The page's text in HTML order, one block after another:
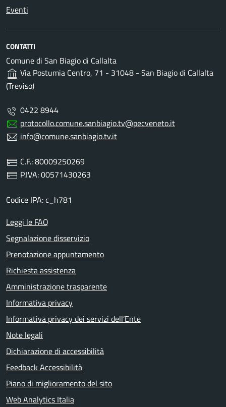
Eventi
CONTATTI
Comune di San Biagio di Callalta
Via Postumia Centro, 71 - 31048 - San Biagio di Callalta
(Treviso)
0422 8944
protocollo.comune.sanbiagio.tv@pecveneto.it
info@comune.sanbiagio.tv.it
C.F.: 80009250269
P.IVA: 00571430263
Codice IPA: c_h781
Leggi le FAQ
Segnalazione disservizio
Prenotazione appuntamento
Richiesta assistenza
Amministrazione trasparente
Informativa privacy
Informativa privacy dei servizi dell’Ente
Note legali
Dichiarazione di accessibilità
Feedback Accessibilità
Piano di miglioramento del sito
Web Analytics Italia